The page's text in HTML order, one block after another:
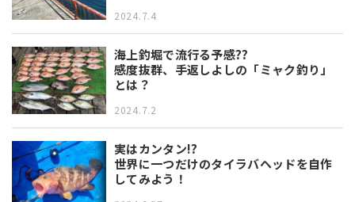
2024.7.4
海上釣堀で流行る予感??
感度抜群、手返しよしの「ミャク釣り」
とは？
2024.7.2
実はカンタン!?
世界に一つだけのタイラバヘッドを自作
してみよう！